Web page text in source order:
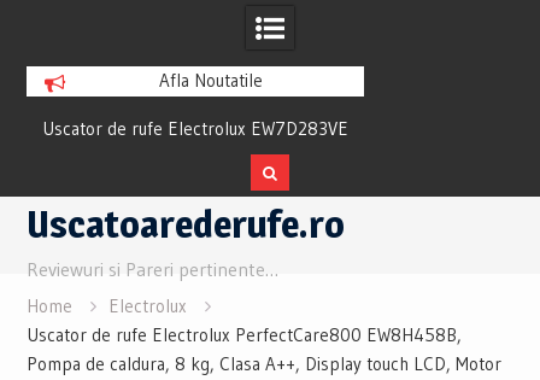
Afla Noutatile
Uscator de rufe Electrolux EW7D283VE
Review si Pareri utile
Skip
content
Uscatoarederufe.ro
Reviewuri si Pareri pertinente…
Home
Electrolux
Uscator de rufe Electrolux PerfectCare800 EW8H458B,
Pompa de caldura, 8 kg, Clasa A++, Display touch LCD, Motor